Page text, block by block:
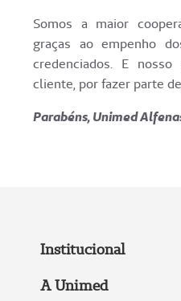
Somos a maior
graças ao empenho
credenciados. E
cliente, por fazer parte
Parabéns, Unimed
Institucional
A Unimed